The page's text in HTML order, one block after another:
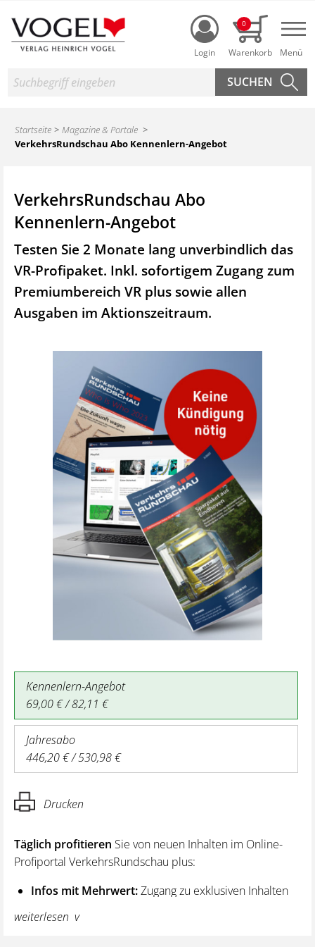
Login
0
Suche
Startseite
Magazine & Portale
VerkehrsRundschau Abo Kennenlern-Angebot
VerkehrsRundschau Abo
Kennenlern-Angebot
Testen Sie 2 Monate lang unverbindlich das
VR-Profipaket. Inkl. sofortigem Zugang zum
Premiumbereich VR plus sowie allen
Ausgaben im Aktionszeitraum.
Kennenlern-Angebot
69,00 € / 82,11 €
Jahresabo
446,20 € / 530,98 €
Drucken
Täglich profitieren Sie von neuen Inhalten im Online-
Profiportal VerkehrsRundschau plus:
Infos mit Mehrwert:Zugang zu exklusiven Inhalten
und Hintergrundwissen – von aktuellen Regelungen
wie z. B. bei den Lenk- und Ruhezeiten,
weiterlesen